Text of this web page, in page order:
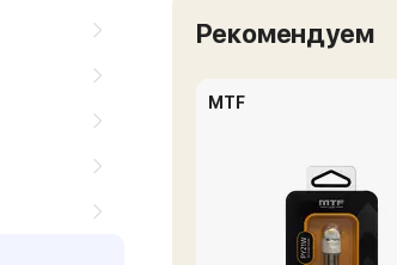
Рекомендуем
MTF